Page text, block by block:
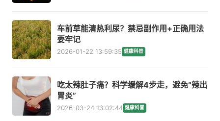
车前草能清热利尿？禁忌副作用+正确用法
要牢记
2026-01-22 13:59:35 健康科普
吃太辣肚子痛？科学缓解4步走，避免“辣出
胃炎”
2026-03-24 13:02:44 健康科普